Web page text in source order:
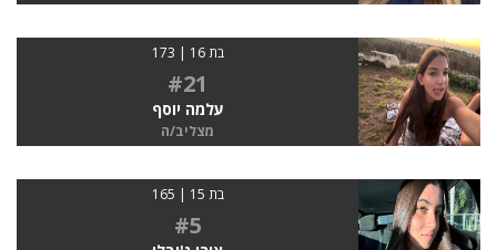
בת 16 | 173
#21
עלמה יוסף
מצליב/ה
בת 15 | 165
#5